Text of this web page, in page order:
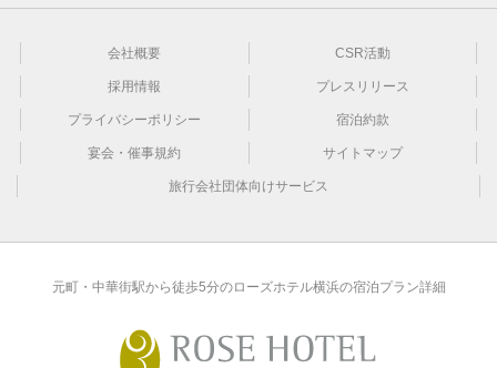
会社概要 CSR活動
採用情報 プレスリリース
プライバシーポリシー 宿泊約款
宴会・催事規約 サイトマップ
旅行会社団体向けサービス
元町・中華街駅から徒歩5分のローズホテル横浜の宿泊プラン詳細